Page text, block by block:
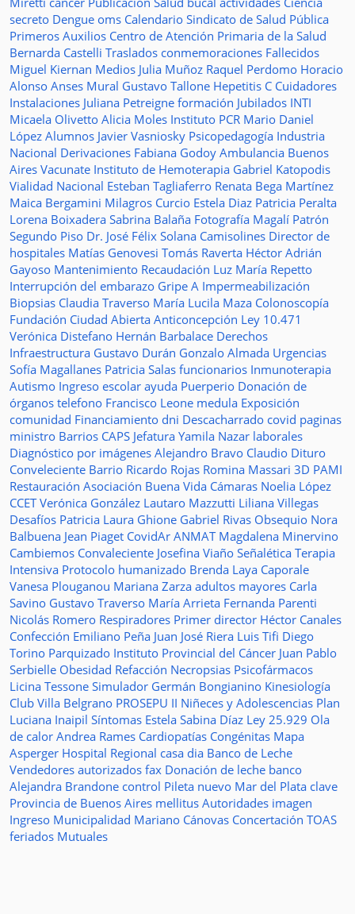
secreto Dengue oms Calendario Sindicato de Salud Pública
Primeros Auxilios Centro de Atención Primaria de la Salud
Bernarda Castelli Traslados conmemoraciones Fallecidos
Miguel Kiernan Medios Julia Muñoz Raquel Perdomo Horacio
Alonso Anses Mural Gustavo Tallone Hepetitis C Cuidadores
Instalaciones Juliana Petreigne formación Jubilados INTI
Micaela Olivetto Alicia Moles Instituto PCR Mario Daniel
López Alumnos Javier Vasniosky Psicopedagogía Industria
Nacional Derivaciones Fabiana Godoy Ambulancia Buenos
Aires Vacunate Instituto de Hemoterapia Gabriel Katopodis
Vialidad Nacional Esteban Tagliaferro Renata Bega Martínez
Maica Bergamini Milagros Curcio Estela Diaz Patricia Peralta
Lorena Boixadera Sabrina Balaña Fotografía Magalí Patrón
Segundo Piso Dr. José Félix Solana Camisolines Director de
hospitales Matías Genovesi Tomás Raverta Héctor Adrián
Gayoso Mantenimiento Recaudación Luz María Repetto
Interrupción del embarazo Gripe A Impermeabilización
Biopsias Claudia Traverso María Lucila Maza Colonoscopía
Fundación Ciudad Abierta Anticoncepción Ley 10.471
Verónica Distefano Hernán Barbalace Derechos
Infraestructura Gustavo Durán Gonzalo Almada Urgencias
Sofía Magallanes Patricia Salas funcionarios Inmunoterapia
Autismo Ingreso escolar ayuda Puerperio Donación de
órganos telefono Francisco Leone medula Exposición
comunidad Financiamiento dni Descacharrado covid paginas
ministro Barrios CAPS Jefatura Yamila Nazar laborales
Diagnóstico por imágenes Alejandro Bravo Claudio Dituro
Conveleciente Barrio Ricardo Rojas Romina Massari 3D PAMI
Restauración Asociación Buena Vida Cámaras Noelia López
CCETVerónica González Lautaro Mazzutti Liliana Villegas
Desafíos Patricia Laura Ghione Gabriel Rivas Obsequio Nora
Balbuena Jean Piaget CovidAr ANMAT Magdalena Minervino
Cambiemos Convaleciente Josefina Viaño Señalética Terapia
Intensiva Protocolo humanizado Brenda Laya Caporale
Vanesa Plouganou Mariana Zarza adultos mayores Carla
Savino Gustavo Traverso María Arrieta Fernanda Parenti
Nicolás Romero Respiradores Primer director Héctor Canales
Confección Emiliano Peña Juan José Riera Luis Tifi Diego
Torino Parquizado Instituto Provincial del Cáncer Juan Pablo
Serbielle Obesidad Refacción Necropsias Psicofármacos
Licina Tessone Simulador Germán Bongianino Kinesiología
Club Villa Belgrano PROSEPU II Niñeces y Adolescencias Plan
Luciana Inaipil Síntomas Estela Sabina Díaz Ley 25.929 Ola
de calor Andrea Rames Cardiopatías Congénitas Mapa
Asperger Hospital Regional casa dia Banco de Leche
Vendedores autorizados fax Donación de leche banco
Alejandra Brandone control Pileta nuevo Mar del Plata clave
Provincia de Buenos Aires mellitus Autoridades imagen
Ingreso Municipalidad Mariano Cánovas Concertación TOAS
feriados Mutuales